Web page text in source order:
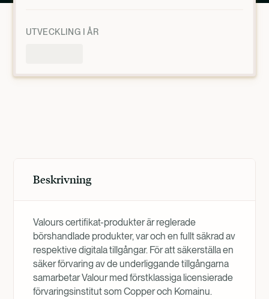
UTVECKLING I ÅR
Beskrivning
Valours certifikat-produkter är reglerade
börshandlade produkter, var och en fullt säkrad av
respektive digitala tillgångar. För att säkerställa en
säker förvaring av de underliggande tillgångarna
samarbetar Valour med förstklassiga licensierade
förvaringsinstitut som Copper och Komainu.